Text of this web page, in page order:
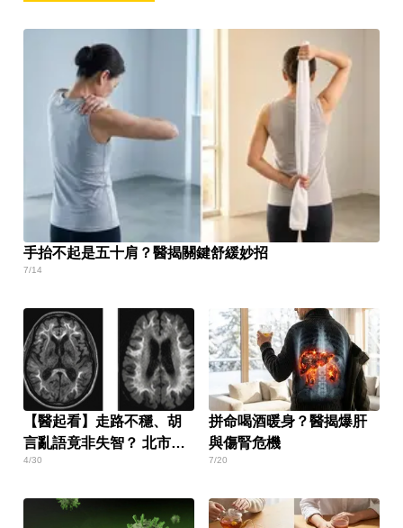
手抬不起是五十肩？醫揭關鍵舒緩妙招
7/14
【醫起看】走路不穩、胡
言亂語竟非失智？ 北市聯
醫揭開「垃圾包」罕病真
4/30
拼命喝酒暖身？醫揭爆肝
與傷腎危機
7/20